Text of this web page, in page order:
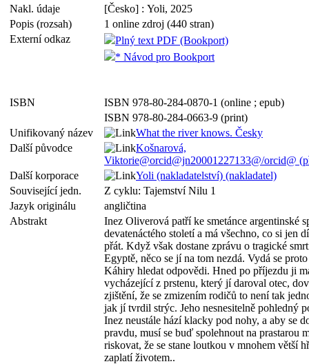
Nakl. údaje
[Česko] : Yoli, 2025
Popis (rozsah)
1 online zdroj (440 stran)
Externí odkaz
Plný text PDF (Bookport)
* Návod pro Bookport
ISBN
ISBN 978-80-284-0870-1 (online ; epub)
ISBN 978-80-284-0663-9 (print)
Unifikovaný název
What the river knows. Česky
Další původce
Košnarová,
Viktorie@orcid@jn20001227133@/orcid@
Další korporace
Yoli (nakladatelství) (nakladatel)
Související jedn.
Z cyklu: Tajemství Nilu 1
Jazyk originálu
angličtina
Abstrakt
Inez Oliverová patří ke smetánce argentinské
devatenáctého století a má všechno, co si jen
přát. Když však dostane zprávu o tragické
Egyptě, něco se jí na tom nezdá. Vydá se
Káhiry hledat odpovědi. Hned po příjezdu ji
vycházející z prstenu, který jí daroval otec,
zjištění, že se zmizením rodičů to není tak
jak jí tvrdil strýc. Jeho nesnesitelně pohledný
Inez neustále hází klacky pod nohy, a aby se
pravdu, musí se buď spolehnout na prastarou
riskovat, že se stane loutkou v mnohem větší
zaplatí životem..